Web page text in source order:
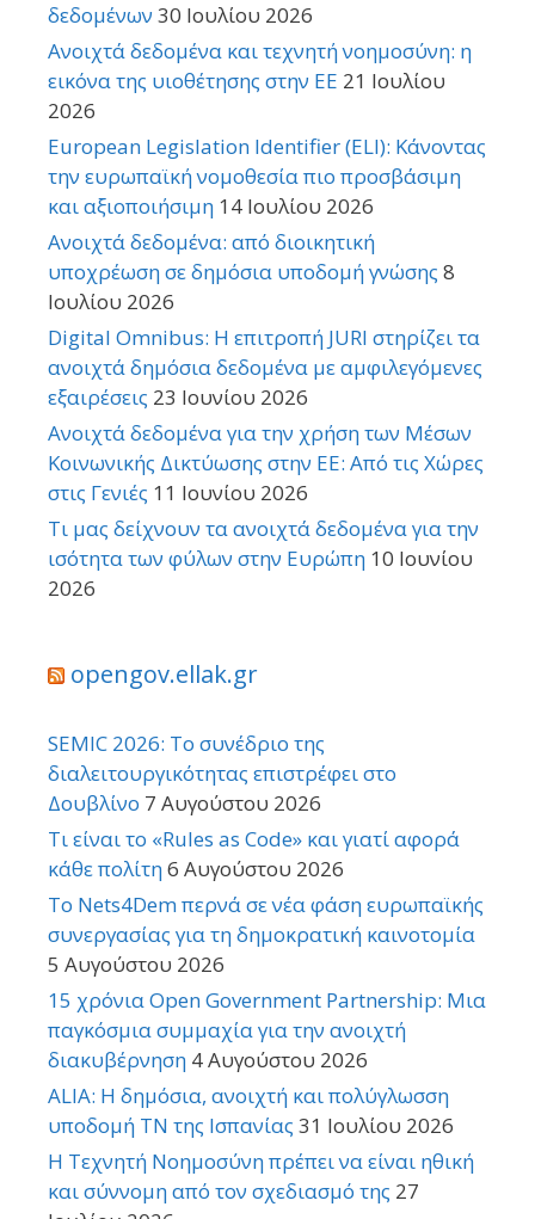
δεδομένων 30 Ιουλίου 2026
Ανοιχτά δεδομένα και τεχνητή νοημοσύνη: η
εικόνα της υιοθέτησης στην ΕΕ 21 Ιουλίου
2026
European Legislation Identifier (ELI): Κάνοντας
την ευρωπαϊκή νομοθεσία πιο προσβάσιμη
και αξιοποιήσιμη 14 Ιουλίου 2026
Ανοιχτά δεδομένα: από διοικητική
υποχρέωση σε δημόσια υποδομή γνώσης 8
Ιουλίου 2026
Digital Omnibus: Η επιτροπή JURI στηρίζει τα
ανοιχτά δημόσια δεδομένα με αμφιλεγόμενες
εξαιρέσεις 23 Ιουνίου 2026
Ανοιχτά δεδομένα για την χρήση των Μέσων
Κοινωνικής Δικτύωσης στην ΕΕ: Από τις Χώρες
στις Γενιές 11 Ιουνίου 2026
Τι μας δείχνουν τα ανοιχτά δεδομένα για την
ισότητα των φύλων στην Ευρώπη 10 Ιουνίου
2026
opengov.ellak.gr
SEMIC 2026: Το συνέδριο της
διαλειτουργικότητας επιστρέφει στο
Δουβλίνο 7 Αυγούστου 2026
Τι είναι το «Rules as Code» και γιατί αφορά
κάθε πολίτη6 Αυγούστου 2026
Το Nets4Dem περνά σε νέα φάση ευρωπαϊκής
συνεργασίας για τη δημοκρατική καινοτομία
5 Αυγούστου 2026
15 χρόνια Open Government Partnership: Μια
παγκόσμια συμμαχία για την ανοιχτή
διακυβέρνηση 4 Αυγούστου 2026
ALIA: Η δημόσια, ανοιχτή και πολύγλωσση
υποδομή ΤΝ της Ισπανίας 31 Ιουλίου 2026
Η Τεχνητή Νοημοσύνη πρέπει να είναι ηθική
και σύννομη από τον σχεδιασμό της 27